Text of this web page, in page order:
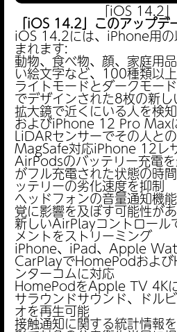
「iOS 14.2
「iOS 14.2」このアップデ
iOS 14.2には、iPhone用の
まれます:
動物、食べ物、顔、家庭用
い絵文字など、100種類以
ライトモードとダークモー
でデザインされた8枚の新し
拡大鏡で近くにいる人を検
およびiPhone 12 Pro Max
LiDARセンサーでその人と
MagSafe対応iPhone 12レ
AirPodsのバッテリー充電
がフル充電された状態の時
ッテリーの劣化速度を抑制
ヘッドフォンの音量通知機
覚に影響を及ぼす可能性が
新しいAirPlayコントロール
メントをストリーミング
iPhone、iPad、Apple
CarPlayでHomePodおよ
ンターコムに対応
HomePodをApple TV 4Kに
サラウンドサウンド、ドル
オを再生可能
接触通知に関する統計情報